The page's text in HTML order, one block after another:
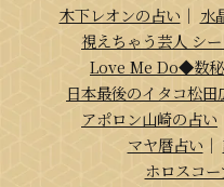
木下レオンの占い ｜ 水
視えちゃう芸人 シ
Love Me Do◆数
日本最後のイタコ松田
アポロン山崎の占い
マヤ暦占い ｜
ホロスコ